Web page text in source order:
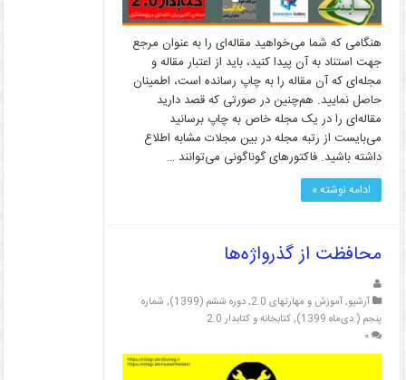
هنگامی که شما می‌خواهید مقاله‌ای را به عنوان مرجع
جهت استناد به آن پیدا کنید، باید از اعتبار مقاله و
مجله‌ای که آن مقاله را به چاپ رسانده است، اطمینان
حاصل نمایید. هم‌چنین در صورتی که قصد دارید
مقاله‌ای را در یک مجله خاص به چاپ برسانید
می‌بایست از رتبه مجله در بین مجلات مشابه اطلاع
داشته باشید. فاکتورهای گوناگونی می‌توانند …
ادامه نوشته »
محافظت از گذرواژه‌ها
آرشیو,آموزش و مهارتهای 2.0 ,دوره ششم (1399) , شماره
پنجم ( دی‌ماه 1399)
,کتابخانه و کتابدار 2.0
۰